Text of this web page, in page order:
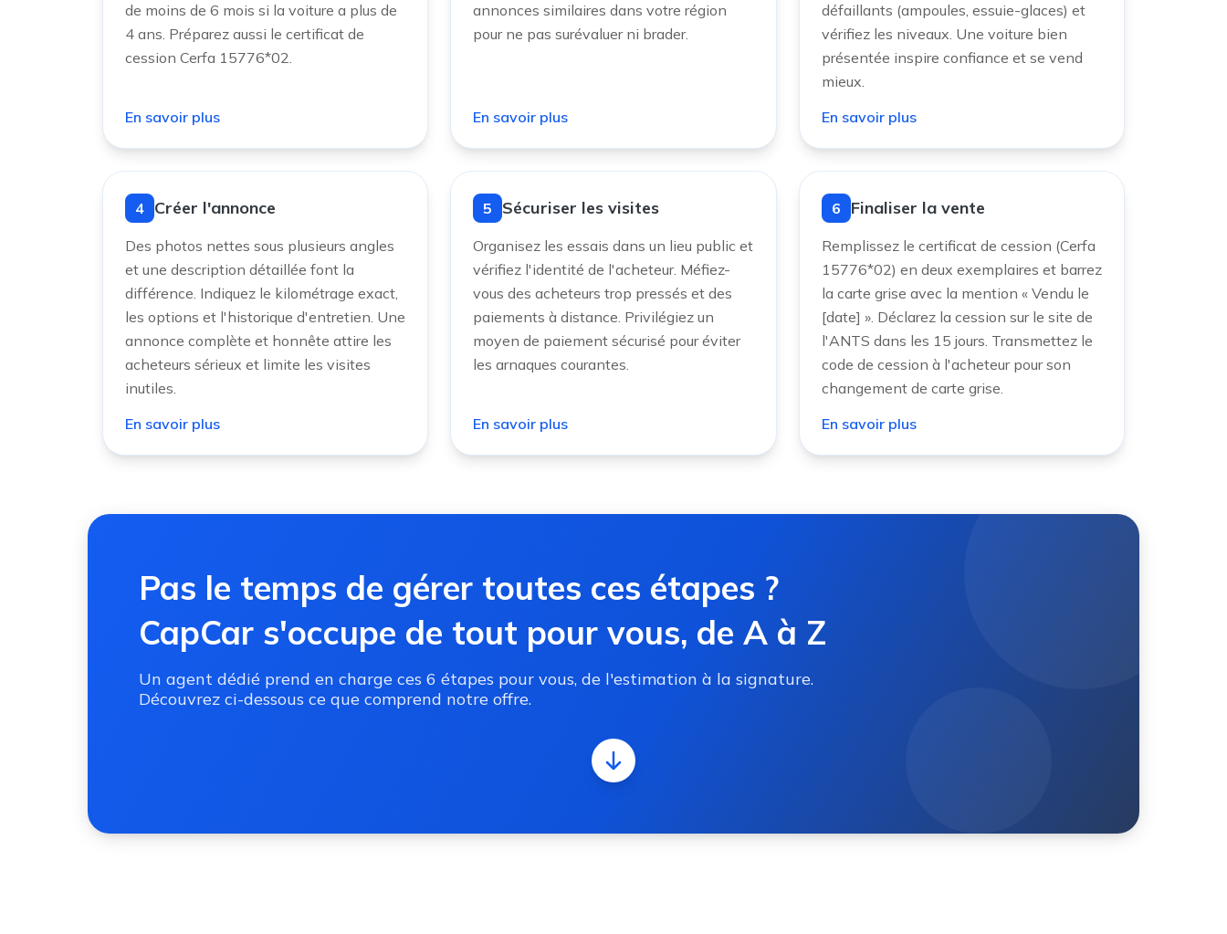
de moins de 6 mois si la voiture a plus de
4 ans. Préparez aussi le certificat de
cession Cerfa 15776*02.
En savoir plus
annonces similaires dans votre région
pour ne pas surévaluer ni brader.
En savoir plus
défaillants (ampoules, essuie-glaces) et
vérifiez les niveaux. Une voiture bien
présentée inspire confiance et se vend
mieux.
En savoir plus
4 Créer l'annonce
Des photos nettes sous plusieurs angles
et une description détaillée font la
différence. Indiquez le kilométrage exact,
les options et l'historique d'entretien. Une
annonce complète et honnête attire les
acheteurs sérieux et limite les visites
inutiles.
En savoir plus
5 Sécuriser les visites
Organisez les essais dans un lieu public et
vérifiez l'identité de l'acheteur. Méfiez-
vous des acheteurs trop pressés et des
paiements à distance. Privilégiez un
moyen de paiement sécurisé pour éviter
les arnaques courantes.
En savoir plus
6 Finaliser la vente
Remplissez le certificat de cession (Cerfa
15776*02) en deux exemplaires et barrez
la carte grise avec la mention « Vendu le
[date] ». Déclarez la cession sur le site de
l'ANTS dans les 15 jours. Transmettez le
code de cession à l'acheteur pour son
changement de carte grise.
En savoir plus
Pas le temps de gérer toutes ces étapes ?
CapCar s'occupe de tout pour vous, de A à Z
Un agent dédié prend en charge ces 6 étapes pour vous, de l'estimation à la signature.
Découvrez ci-dessous ce que comprend notre offre.